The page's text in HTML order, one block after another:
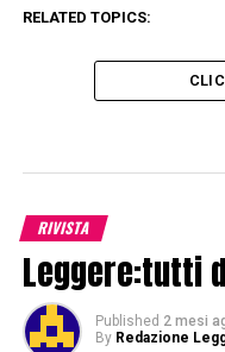
RELATED TOPICS:
RIVISTA
Leggere:tutti
Published 2 mesi
By Redazione